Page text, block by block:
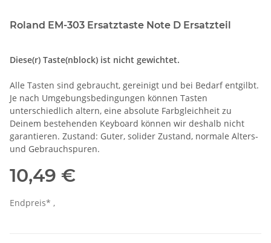
Roland EM-303 Ersatztaste Note D Ersatzteil
Diese(r) Taste(nblock) ist nicht gewichtet.
Alle Tasten sind gebraucht, gereinigt und bei Bedarf entgilbt.
Je nach Umgebungsbedingungen können Tasten
unterschiedlich altern, eine absolute Farbgleichheit zu
Deinem bestehenden Keyboard können wir deshalb nicht
garantieren. Zustand: Guter, solider Zustand, normale Alters-
und Gebrauchspuren.
10,49 €
Endpreis* ,